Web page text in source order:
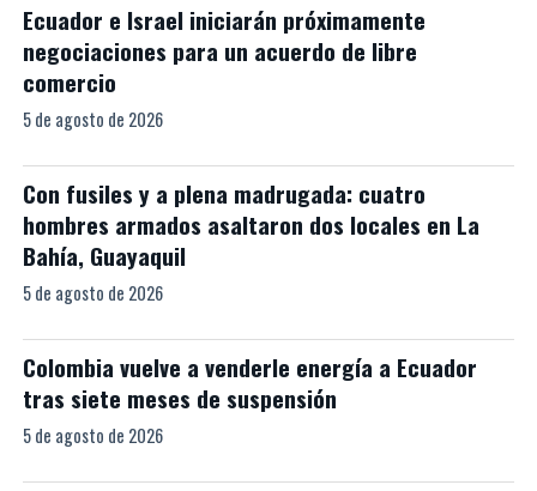
Ecuador e Israel iniciarán próximamente
negociaciones para un acuerdo de libre
comercio
5 de agosto de 2026
Con fusiles y a plena madrugada: cuatro
hombres armados asaltaron dos locales en La
Bahía, Guayaquil
5 de agosto de 2026
Colombia vuelve a venderle energía a Ecuador
tras siete meses de suspensión
5 de agosto de 2026